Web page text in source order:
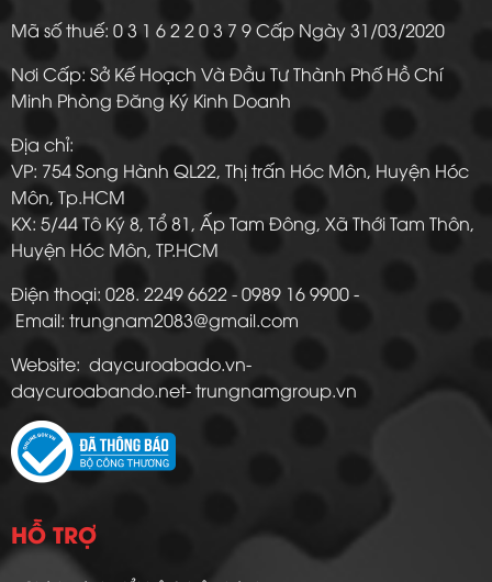
Mã số thuế: 0 3 1 6 2 2 0 3 7 9 Cấp Ngày 31/03/2020
Nơi Cấp: Sở Kế Hoạch Và Đầu Tư Thành Phố Hồ Chí
Minh Phòng Đăng Ký Kinh Doanh
Địa chỉ:
VP: 754 Song Hành QL22, Thị trấn Hóc Môn, Huyện Hóc
Môn, Tp.HCM
KX: 5/44 Tô Ký 8, Tổ 81, Ấp Tam Đông, Xã Thới Tam Thôn,
Huyện Hóc Môn, TP.HCM
Điện thoại: 028. 2249 6622 - 0989 16 9900 -
Email: trungnam2083@gmail.com
Website: daycuroabado.vn-
daycuroabando.net- trungnamgroup.vn
HỖ TRỢ